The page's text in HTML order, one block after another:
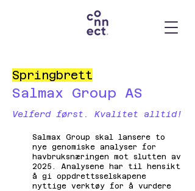
Springbrett
Salmax Group AS
Velferd først. Kvalitet alltid!
Salmax Group skal lansere to
nye genomiske analyser for
havbruksnæringen mot slutten av
2025. Analysene har til hensikt
å gi oppdrettsselskapene
nyttige verktøy for å vurdere